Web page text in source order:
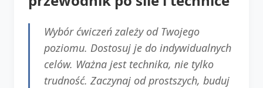
Wybór ćwiczeń zależy od Twojego
poziomu. Dostosuj je do indywidualnych
celów. Ważna jest technika, nie tylko
trudność. Zaczynaj od prostszych, buduj